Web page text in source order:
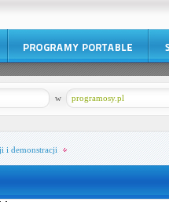
programosy.pl
w
i demonstracji